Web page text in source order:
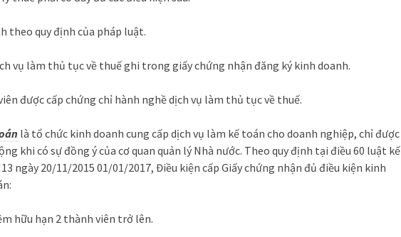
theo quy định của pháp luật.
vụ làm thủ tục về thuế ghi trong giấy chứng nhận đăng ký kinh doanh.
được cấp chứng chỉ hành nghề dịch vụ làm thủ tục về thuế.
là tổ chức kinh doanh cung cấp dịch vụ làm kế toán cho doanh nghiệp, chỉ được
khi có sự đồng ý của cơ quan quản lý Nhà nước. Theo quy định tại điều 60 luật kế
ngày 20/11/2015 01/01/2017, Điều kiện cấp Giấy chứng nhận đủ điều kiện kinh
hữu hạn 2 thành viên trở lên.